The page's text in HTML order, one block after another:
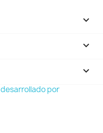


keyboard_arrow_down
por